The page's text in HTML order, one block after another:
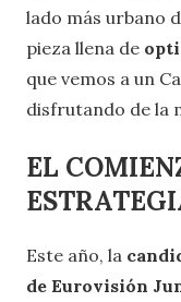
lado más urbano
pieza llena de
que vemos a un
disfrutando de la
EL
Este año, la
de Eurovisión